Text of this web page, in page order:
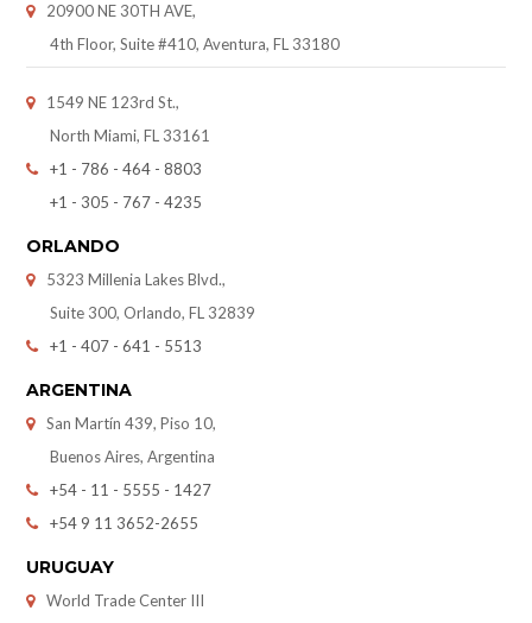
20900 NE 30TH AVE,
4th Floor, Suite #410, Aventura, FL 33180
1549 NE 123rd St.,
North Miami, FL 33161
+1 - 786 - 464 - 8803
+1 - 305 - 767 - 4235
ORLANDO
5323 Millenia Lakes Blvd.,
Suite 300, Orlando, FL 32839
+1 - 407 - 641 - 5513
ARGENTINA
San Martín 439, Piso 10,
Buenos Aires, Argentina
+54 - 11 - 5555 - 1427
+54 9 11 3652-2655
URUGUAY
World Trade Center III